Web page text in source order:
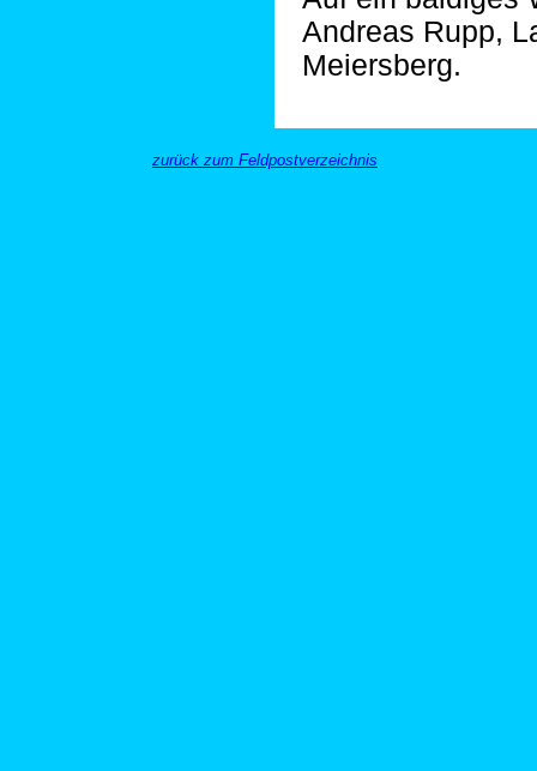
Andreas Rupp,
Meiersberg.
zurück zum Feldpostverzeichnis